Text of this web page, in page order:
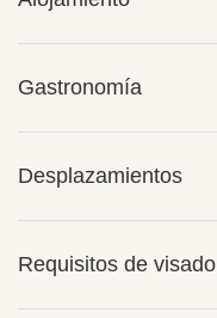
Gastronomía
Desplazamientos
Requisitos de visado